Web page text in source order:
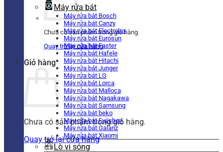
Chưa có sản phẩm trong giỏ hàng.
Quay trở lại cửa hàng
Giỏ hàng
Chưa có sản phẩm trong giỏ hàng.
Quay trở lại cửa hàng
Máy rửa bát
Máy rửa bát Bosch
Máy rửa bát Canzy
Máy rửa bát Electrolux
Máy rửa bát Eurosun
Máy rửa bát Faster
Máy rửa bát Hafele
Máy rửa bát Hitachi
Máy rửa bát Junger
Máy rửa bát LG
Máy rửa bát Lorca
Máy rửa bát Malloca
Máy rửa bát Nagakawa
Máy rửa bát Samsung
Máy rửa bát beko
Máy rửa bát Fujishan
Máy rửa bát Galanz
Máy rửa bát Xiaomi
Lò vi sóng